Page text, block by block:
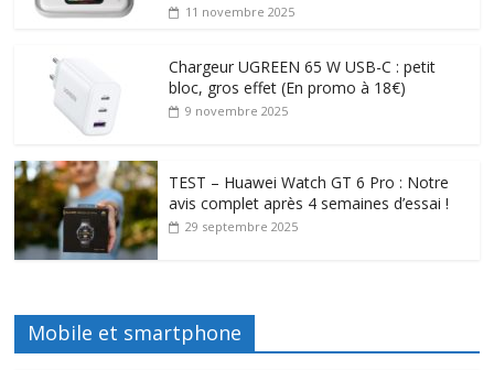
11 novembre 2025
Chargeur UGREEN 65 W USB-C : petit
bloc, gros effet (En promo à 18€)
9 novembre 2025
TEST – Huawei Watch GT 6 Pro : Notre
avis complet après 4 semaines d’essai !
29 septembre 2025
Mobile et smartphone